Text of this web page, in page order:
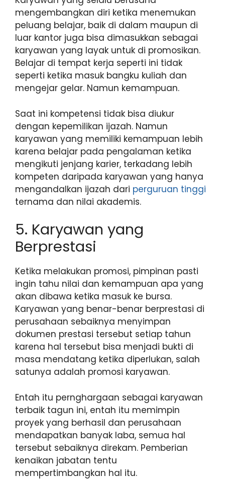
mengembangkan diri ketika menemukan
peluang belajar, baik di dalam maupun di
luar kantor juga bisa dimasukkan sebagai
karyawan yang layak untuk di promosikan.
Belajar di tempat kerja seperti ini tidak
seperti ketika masuk bangku kuliah dan
mengejar gelar. Namun kemampuan.
Saat ini kompetensi tidak bisa diukur
dengan kepemilikan ijazah. Namun
karyawan yang memiliki kemampuan lebih
karena belajar pada pengalaman ketika
mengikuti jenjang karier, terkadang lebih
kompeten daripada karyawan yang hanya
mengandalkan ijazah dari perguruan tinggi
ternama dan nilai akademis.
5. Karyawan yang
Berprestasi
Ketika melakukan promosi, pimpinan pasti
ingin tahu nilai dan kemampuan apa yang
akan dibawa ketika masuk ke bursa.
Karyawan yang benar-benar berprestasi di
perusahaan sebaiknya menyimpan
dokumen prestasi tersebut setiap tahun
karena hal tersebut bisa menjadi bukti di
masa mendatang ketika diperlukan, salah
satunya adalah promosi karyawan.
Entah itu pernghargaan sebagai karyawan
terbaik tagun ini, entah itu memimpin
proyek yang berhasil dan perusahaan
mendapatkan banyak laba, semua hal
tersebut sebaiknya direkam. Pemberian
kenaikan jabatan tentu
mempertimbangkan hal itu.